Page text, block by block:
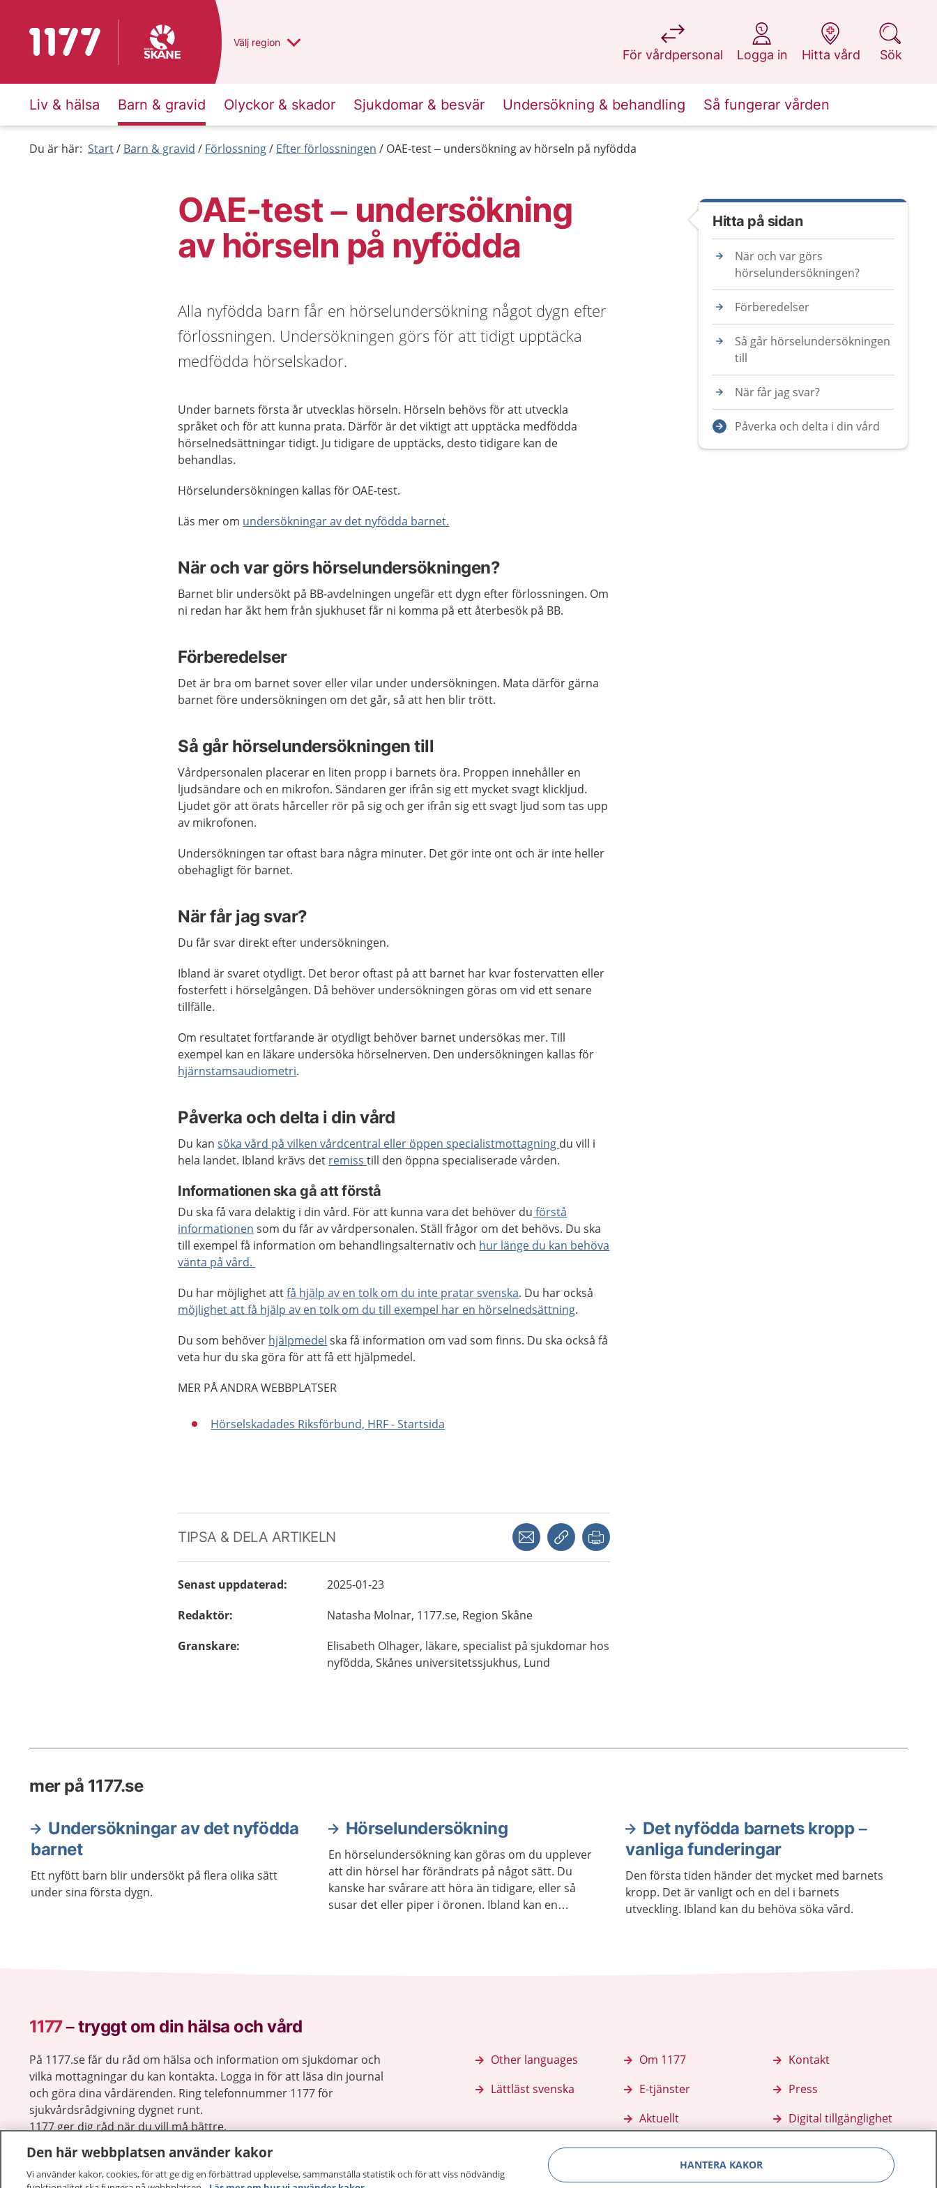
Till startsidan för 1177 Du har valt region
Välj en annan
region
För vårdpersonal
på 1177.se
Logga in
på 1177.se
Hitta vård
på 1177.se
Sök
på 1177.se
Liv & hälsa Barn & gravid Olyckor & skador Sjukdomar & besvär Undersökning & behandling Så fungerar vården
Du är här: Start Barn & gravid Förlossning Efter förlossningen OAE-test – undersökning av hörseln på nyfödda
OAE-test – undersökning
av hörseln på nyfödda
Alla nyfödda barn får en hörselundersökning något dygn efter
förlossningen. Undersökningen görs för att tidigt upptäcka
medfödda hörselskador.
Under barnets första år utvecklas hörseln. Hörseln behövs för att utveckla
språket och för att kunna prata. Därför är det viktigt att upptäcka medfödda
hörselnedsättningar tidigt. Ju tidigare de upptäcks, desto tidigare kan de
behandlas.
Hörselundersökningen kallas för OAE-test.
Läs mer om undersökningar av det nyfödda barnet.
När och var görs hörselundersökningen?
Barnet blir undersökt på BB-avdelningen ungefär ett dygn efter förlossningen. Om
ni redan har åkt hem från sjukhuset får ni komma på ett återbesök på BB.
Förberedelser
Det är bra om barnet sover eller vilar under undersökningen. Mata därför gärna
barnet före undersökningen om det går, så att hen blir trött.
Så går hörselundersökningen till
Vårdpersonalen placerar en liten propp i barnets öra. Proppen innehåller en
ljudsändare och en mikrofon. Sändaren ger ifrån sig ett mycket svagt klickljud.
Ljudet gör att örats hårceller rör på sig och ger ifrån sig ett svagt ljud som tas upp
av mikrofonen.
Undersökningen tar oftast bara några minuter. Det gör inte ont och är inte heller
obehagligt för barnet.
När får jag svar?
Du får svar direkt efter undersökningen.
Ibland är svaret otydligt. Det beror oftast på att barnet har kvar fostervatten eller
fosterfett i hörselgången. Då behöver undersökningen göras om vid ett senare
tillfälle.
Om resultatet fortfarande är otydligt behöver barnet undersökas mer. Till
exempel kan en läkare undersöka hörselnerven. Den undersökningen kallas för
hjärnstamsaudiometri.
Påverka och delta i din vård
Du kansöka vård på vilken vårdcentral eller öppen specialistmottagning du vill i
hela landet. Ibland krävs det remisstill den öppna specialiserade vården.
Informationen ska gå att förstå
Du ska få vara delaktig i din vård. För att kunna vara det behöver du förstå
informationen som du får av vårdpersonalen. Ställ frågor om det behövs. Du ska
till exempel få information om behandlingsalternativ och hur länge du kan behöva
vänta på vård.
Du har möjlighet attfå hjälp av en tolk om du inte pratar svenska. Du har också
möjlighet att få hjälp av en tolk om du till exempel har en hörselnedsättning.
Du som behöver hjälpmedel ska få information om vad som finns. Du ska också få
veta hur du ska göra för att få ett hjälpmedel.
MER PÅ ANDRA WEBBPLATSER
Hörselskadades Riksförbund, HRF - Startsida
TIPSA & DELA ARTIKELN Dela via mejlKopiera länk
Senast uppdaterad:
2025-01-23
Redaktör: Natasha Molnar, 1177.se, Region Skåne
Granskare: Elisabeth Olhager, läkare, specialist på sjukdomar hos
nyfödda, Skånes universitetssjukhus, Lund
Hitta på sidan
När och var görs
hörselundersökningen?
Förberedelser
Så går hörselundersökningen
till
När får jag svar?
Påverka och delta i din vård
mer på 1177.se
Undersökningar av det nyfödda
barnet
Ett nyfött barn blir undersökt på flera olika sätt
under sina första dygn.
Hörselundersökning
En hörselundersökning kan göras om du upplever
att din hörsel har förändrats på något sätt. Du
kanske har svårare att höra än tidigare, eller så
susar det eller piper i öronen. Ibland kan en
Det nyfödda barnets kropp –
vanliga funderingar
Den första tiden händer det mycket med barnets
kropp. Det är vanligt och en del i barnets
utveckling. Ibland kan du behöva söka vård.
1177–tryggt om din hälsa och vård
På 1177.se får du råd om hälsa och information om sjukdomar och
vilka mottagningar du kan kontakta. Logga in för att läsa din journal
och göra dina vårdärenden. Ring telefonnummer 1177 för
sjukvårdsrådgivning dygnet runt.
1177 ger dig råd när du vill må bättre.
Other languages
Lättläst svenska
Om 1177
E-tjänster
Aktuellt
Kontakt
Press
Digital tillgänglighet
Den här webbplatsen använder kakor
Vi använder kakor, cookies, för att ge dig en förbättrad upplevelse, sammanställa statistik och för att viss nödvändig
HANTERA KAKOR